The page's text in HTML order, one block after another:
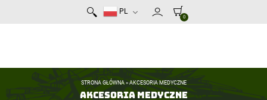
PL
0
STRONA GŁÓWNA»AKCESORIA MEDYCZNE
Akcesoria medyczne